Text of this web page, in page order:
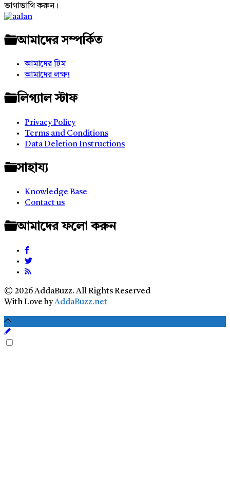
ভাগাভাগি করুন।
Adv
আমাদের সম্পর্কিত
আমাদের টিম
আমাদের লক্ষ্য
লিগ্যাল স্টাফ
Privacy Policy
Terms and Conditions
Data Deletion Instructions
সাহায্য
Knowledge Base
Contact us
আমাদের ফলো করুন
© 2026 AddaBuzz. All Rights Reserved
With Love byAddaBuzz.net